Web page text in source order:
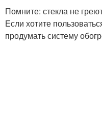
Помните: стекла не
Если хотите
продумать систему